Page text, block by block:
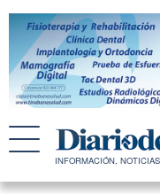
INFORMACIÓN,